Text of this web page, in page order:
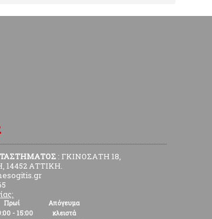
: ΓΚΙΝΟΣΑΤΗ 18,
ΑΤΤΙΚΗ.
Πρωί
Απόγευμα
- 15:00
κλειστά